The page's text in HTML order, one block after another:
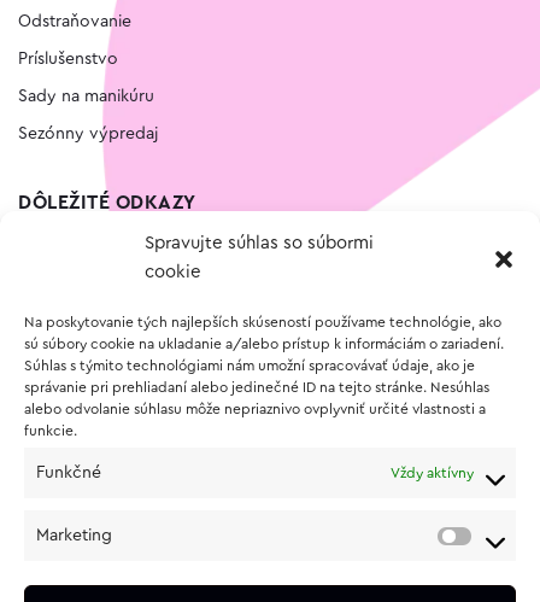
Spravujte súhlas so súbormi
cookie
Na poskytovanie tých najlepších skúseností používame technológie, ako
sú súbory cookie na ukladanie a/alebo prístup k informáciám o zariadení.
Súhlas s týmito technológiami nám umožní spracovávať údaje, ako je
správanie pri prehliadaní alebo jedinečné ID na tejto stránke. Nesúhlas
alebo odvolanie súhlasu môže nepriaznivo ovplyvniť určité vlastnosti a
funkcie.
Funkčné Vždy aktívny
Marketing
Odstraňovanie
Príslušenstvo
Sady na manikúru
Sezónny výpredaj
DÔLEŽITÉ ODKAZY
Vernostný program
O NÁKUPE
Vrátenie a reklamácia tovaru